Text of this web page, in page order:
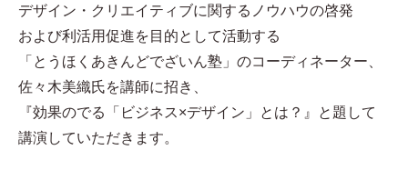
デザイン・クリエイティブに関するノウハウの啓発
および利活用促進を目的として活動する
「とうほくあきんどでざいん塾」のコーディネーター、
佐々木美織氏を講師に招き、
『効果のでる「ビジネス×デザイン」とは？』と題して
講演していただきます。